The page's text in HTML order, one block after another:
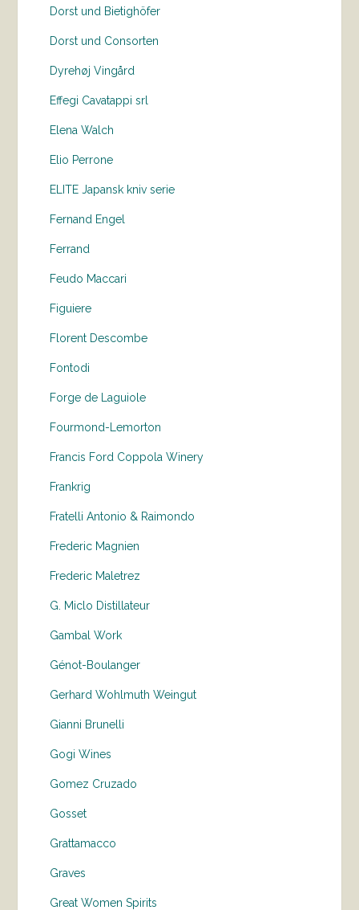
Dorst und Bietighöfer
Dorst und Consorten
Dyrehøj Vingård
Effegi Cavatappi srl
Elena Walch
Elio Perrone
ELITE Japansk kniv serie
Fernand Engel
Ferrand
Feudo Maccari
Figuiere
Florent Descombe
Fontodi
Forge de Laguiole
Fourmond-Lemorton
Francis Ford Coppola Winery
Frankrig
Fratelli Antonio & Raimondo
Frederic Magnien
Frederic Maletrez
G. Miclo Distillateur
Gambal Work
Génot-Boulanger
Gerhard Wohlmuth Weingut
Gianni Brunelli
Gogi Wines
Gomez Cruzado
Gosset
Grattamacco
Graves
Great Women Spirits